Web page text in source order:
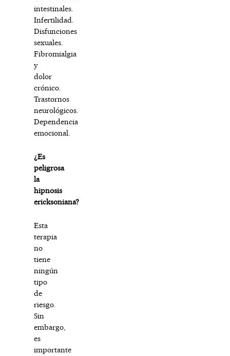
intestinales.
Infertilidad.
Disfunciones
sexuales.
Fibromialgia
y
dolor
crónico.
Trastornos
neurológicos.
Dependencia
emocional.
¿Es
peligrosa
la
hipnosis
ericksoniana?
Esta
terapia
no
tiene
ningún
tipo
de
riesgo.
Sin
embargo,
es
importante